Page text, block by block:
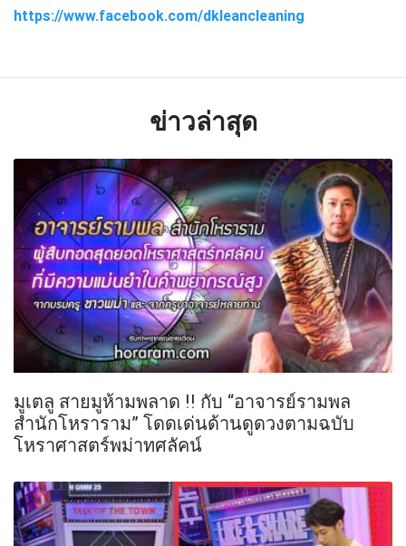
https://www.facebook.com/dkleancleaning
ข่าวล่าสุด
มูเตลู สายมูห้ามพลาด !! กับ “อาจารย์รามพล
สำนักโหราราม” โดดเด่นด้านดูดวงตามฉบับ
โหราศาสตร์พม่าทศลัคน์